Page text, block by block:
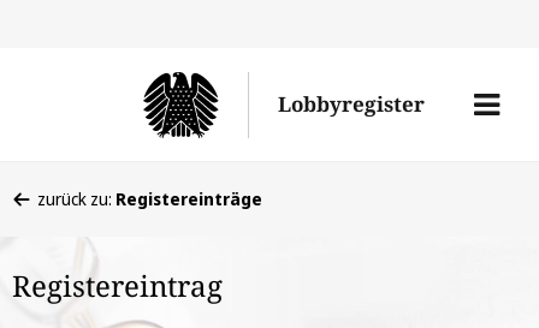
Lobbyregister
Menü
befinden
hier:
zurück zu: Registereinträge
Registereintrag